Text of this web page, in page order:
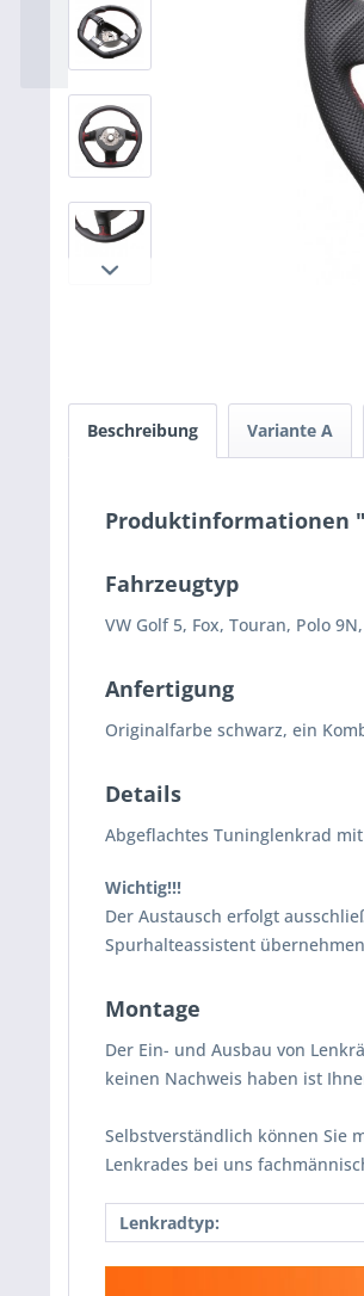
Beschreibung Variante A
Produktinformationen
Fahrzeugtyp
VW Golf 5, Fox, Touran, Polo
Anfertigung
Originalfarbe schwarz, ein
Details
Abgeflachtes Tuninglenkrad
Wichtig!!!
Der Austausch erfolgt
Spurhalteassistent
Montage
Der Ein- und Ausbau von
keinen Nachweis haben ist
Selbstverständlich können Sie
Lenkrades bei uns
Lenkradtyp: